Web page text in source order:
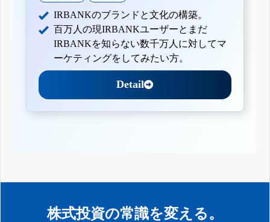
IRBANKのブランドと文化の構築。
百万人の現IRBANKユーザーとまだ
IRBANKを知らない数千万人に対してマ
ーケティングをしてみたい方。
Detail
株式投資の常識を変える。